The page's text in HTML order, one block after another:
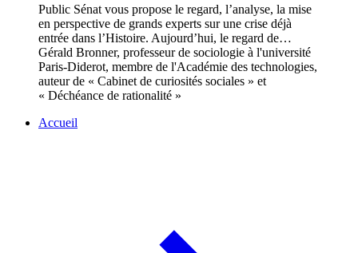
Public Sénat vous propose le regard, l’analyse, la mise
en perspective de grands experts sur une crise déjà
entrée dans l’Histoire. Aujourd’hui, le regard de…
Gérald Bronner, professeur de sociologie à l'université
Paris-Diderot, membre de l'Académie des technologies,
auteur de « Cabinet de curiosités sociales » et
« Déchéance de rationalité »
Accueil